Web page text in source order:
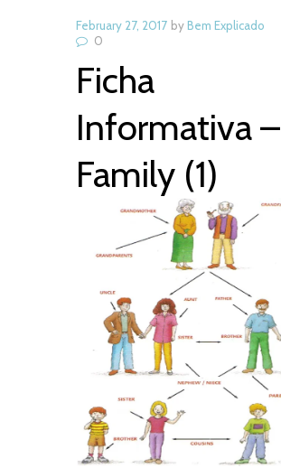
February 27, 2017 byBem Explicado
0
Ficha
Informativa –
Family (1)